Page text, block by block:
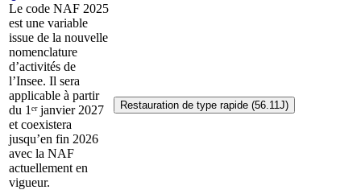
Le code NAF 2025
est une variable
issue de la nouvelle
nomenclature
d’activités de
l’Insee. Il sera
applicable à partir
du 1ᵉʳ janvier 2027
et coexistera
jusqu’en fin 2026
avec la NAF
actuellement en
vigueur.
Restauration de type rapide (56.11J)